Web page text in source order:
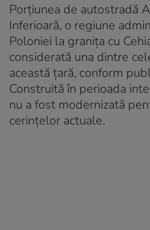
Porțiunea de autostradă
Inferioară, o regiune
Poloniei la granița cu
considerată una dintre
această țară, conform
Construită în perioada
nu a fost modernizată
cerințelor actuale.